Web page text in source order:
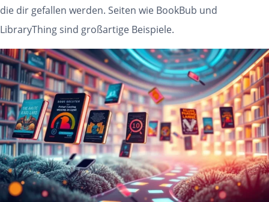
die dir gefallen werden. Seiten wie BookBub und
LibraryThing sind großartige Beispiele.